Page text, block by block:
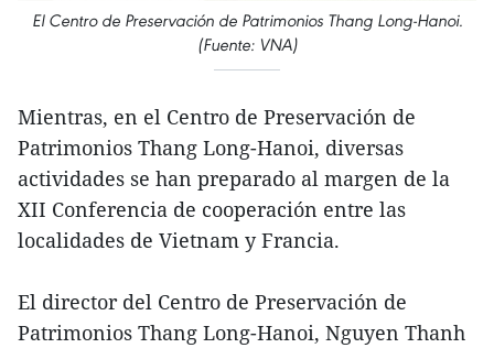
El Centro de Preservación de Patrimonios Thang Long-Hanoi.
(Fuente: VNA)
Mientras, en el Centro de Preservación de
Patrimonios Thang Long-Hanoi, diversas
actividades se han preparado al margen de la
XII Conferencia de cooperación entre las
localidades de Vietnam y Francia.
El director del Centro de Preservación de
Patrimonios Thang Long-Hanoi, Nguyen Thanh